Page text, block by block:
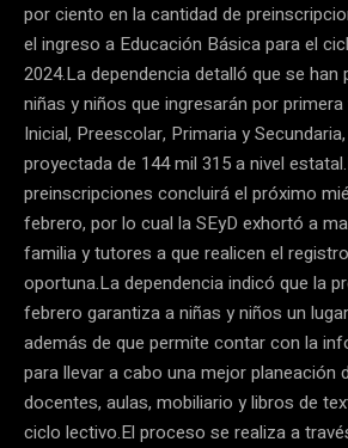
por ciento en la cantidad de
el ingreso a Educación Básica para el
2024.La dependencia detalló que se
niñas y niños que ingresarán por
Inicial, Preescolar, Primaria y
proyectada de 144 mil 315 a nivel
preinscripciones concluirá el próximo
febrero, por lo cual la SEyD exhortó a
familia y tutores a que realicen el
oportuna.La dependencia indicó que la
febrero garantiza a niñas y niños un
además de que permite contar con la
para llevar a cabo una mejor planeación
docentes, aulas, mobiliario y libros de
ciclo lectivo.El proceso se realiza a